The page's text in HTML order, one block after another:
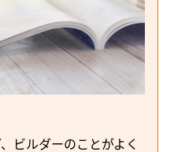
ビルダーのことがよく